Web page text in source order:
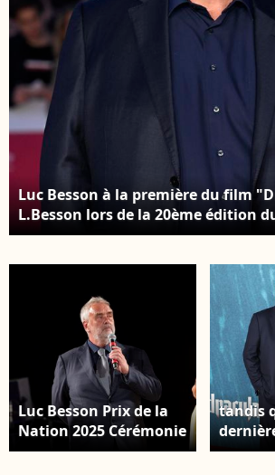
au
à
États-
2026.
USA/
Luc Besson à la première du film
L.Besson lors de la 20ème édition
film de Rome le 24 octobre 2025.
Luc Besson Prix de la
Nation 2025 Cérémonie
de remise des prix au
tandis
sac